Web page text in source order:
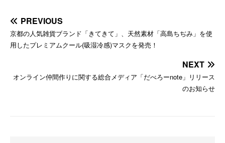
PREVIOUS
京都の人気雑貨ブランド「きてきて」、天然素材「高島ちぢみ」を使
用したプレミアムクール(吸湿冷感)マスクを発売！
NEXT
オンライン仲間作りに関する総合メディア「だべろーnote」リリース
のお知らせ